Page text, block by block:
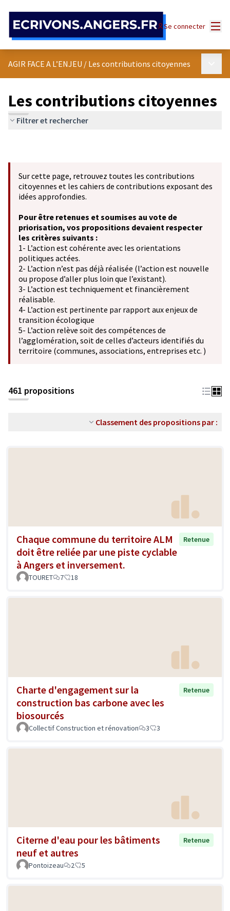
Se connecter
AGIR FACE A L’ENJEU / Les contributions citoyennes
Les contributions citoyennes
Filtrer et rechercher
Sur cette page, retrouvez toutes les contributions
citoyennes et les cahiers de contributions exposant des
idées approfondies.
Pour être retenues et soumises au vote de
priorisation, vos propositions devaient respecter
les critères suivants :
1- L’action est cohérente avec les orientations
politiques actées.
2- L’action n’est pas déjà réalisée (l’action est nouvelle
ou propose d’aller plus loin que l’existant).
3- L’action est techniquement et financièrement
réalisable.
4- L’action est pertinente par rapport aux enjeux de
transition écologique
5- L’action relève soit des compétences de
l’agglomération, soit de celles d’acteurs identifiés du
territoire (communes, associations, entreprises etc. )
461 propositions
Classement des propositions par :
Chaque commune du territoire ALM
doit être reliée par une piste cyclable
à Angers et inversement.
Retenue
TOURET 7 18
Charte d'engagement sur la
construction bas carbone avec les
biosourcés
Retenue
Collectif Construction et rénovation 3 3
Citerne d'eau pour les bâtiments
neuf et autres
Retenue
Pontoizeau 2 5